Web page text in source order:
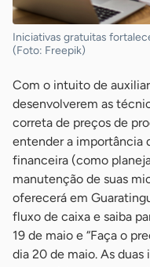
Iniciativas gratuitas
(Foto: Freepik)
Com o intuito de
desenvolverem as
correta de preços de
entender a importância
financeira (como
manutenção de suas
oferecerá em
fluxo de caixa e saiba
19 de maio e “Faça o
dia 20 de maio. As